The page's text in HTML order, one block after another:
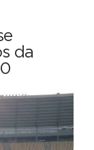
da